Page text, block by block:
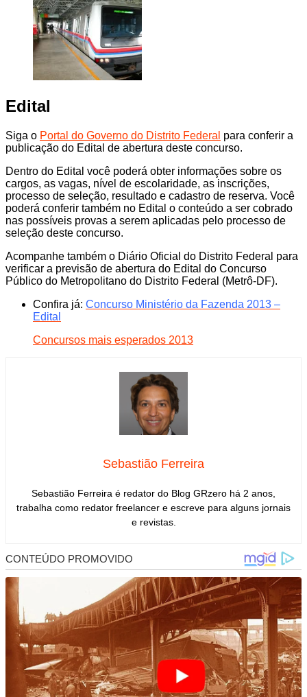
Edital
Siga o Portal do Governo do Distrito Federal para conferir a
publicação do Edital de abertura deste concurso.
Dentro do Edital você poderá obter informações sobre os
cargos, as vagas, nível de escolaridade, as inscrições,
processo de seleção, resultado e cadastro de reserva. Você
poderá conferir também no Edital o conteúdo a ser cobrado
nas possíveis provas a serem aplicadas pelo processo de
seleção deste concurso.
Acompanhe também o Diário Oficial do Distrito Federal para
verificar a previsão de abertura do Edital do Concurso
Público do Metropolitano do Distrito Federal (Metrô-DF).
Confira já: Concurso Ministério da Fazenda 2013 –
Edital
Concursos mais esperados 2013
Sebastião Ferreira
Sebastião Ferreira é redator do Blog GRzero há 2 anos,
trabalha como redator freelancer e escreve para alguns jornais
e revistas.